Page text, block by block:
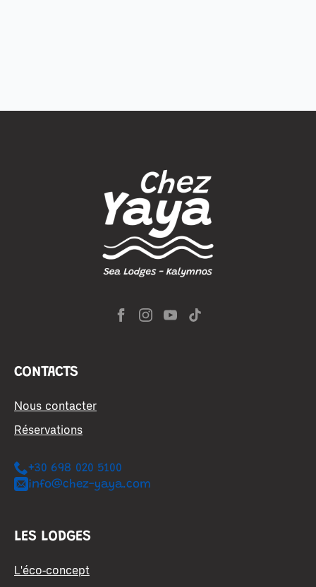
CONTACTS
Nous contacter
Réservations
+30 698 020 5100
info@chez-yaya.com
LES LODGES
L'éco-concept